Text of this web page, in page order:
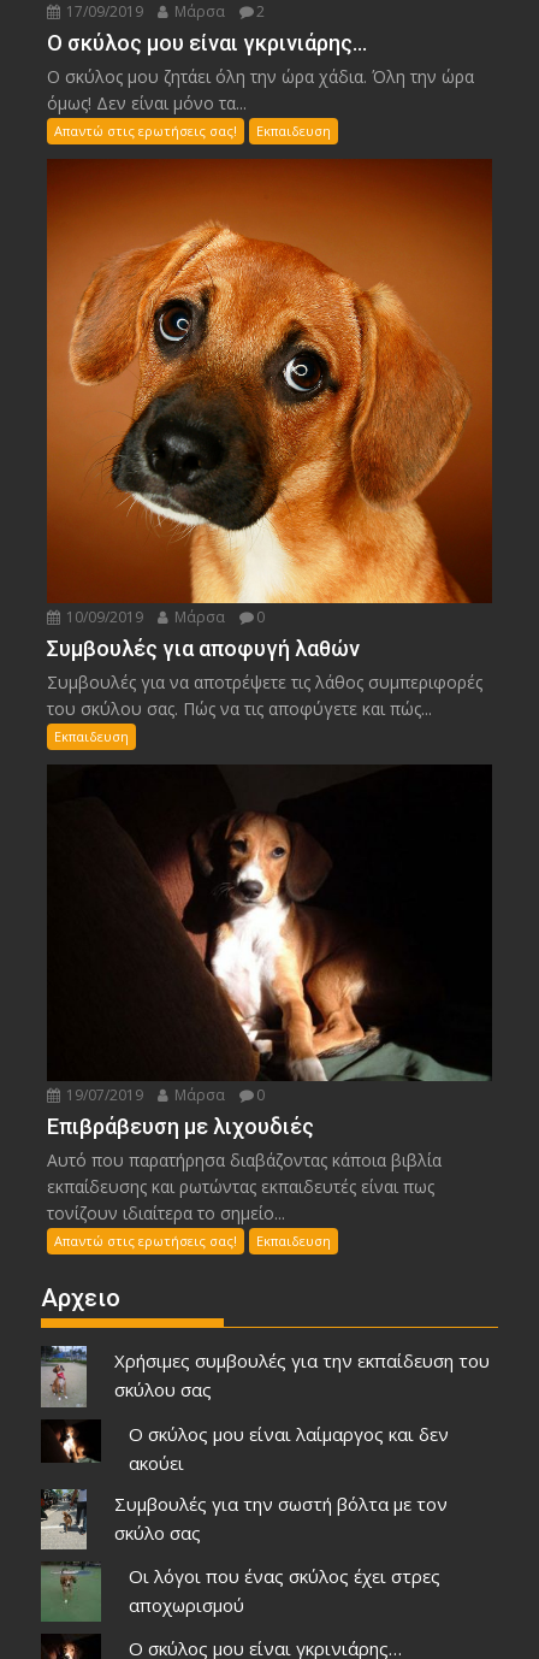
17/09/2019 Μάρσα 2
Ο σκύλος μου είναι γκρινιάρης…
Ο σκύλος μου ζητάει όλη την ώρα χάδια. Όλη την ώρα
όμως! Δεν είναι μόνο τα...
Απαντώ στις ερωτήσεις σας! Εκπαιδευση
10/09/2019 Μάρσα 0
Συμβουλές για αποφυγή λαθών
Συμβουλές για να αποτρέψετε τις λάθος συμπεριφορές
του σκύλου σας. Πώς να τις αποφύγετε και πώς...
Εκπαιδευση
19/07/2019 Μάρσα 0
Επιβράβευση με λιχουδιές
Αυτό που παρατήρησα διαβάζοντας κάποια βιβλία
εκπαίδευσης και ρωτώντας εκπαιδευτές είναι πως
τονίζουν ιδιαίτερα το σημείο...
Απαντώ στις ερωτήσεις σας! Εκπαιδευση
Αρχειο
Χρήσιμες συμβουλές για την εκπαίδευση του
σκύλου σας
Ο σκύλος μου είναι λαίμαργος και δεν
ακούει
Συμβουλές για την σωστή βόλτα με τον
σκύλο σας
Οι λόγοι που ένας σκύλος έχει στρες
αποχωρισμού
Ο σκύλος μου είναι γκρινιάρης…